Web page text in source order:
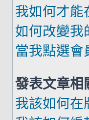
我如何才能
如何改變我
當我點選會
發表文章相
我該如何在